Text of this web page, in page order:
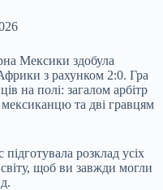
Мексики здобула
з рахунком 2:0. Гра
на полі: загалом арбітр
та дві гравцям
розклад усіх
щоб ви завжди могли